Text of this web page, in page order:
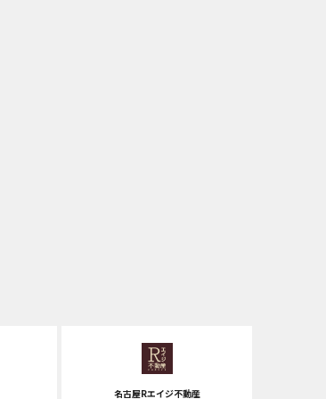
名古屋Rエイジ不動産